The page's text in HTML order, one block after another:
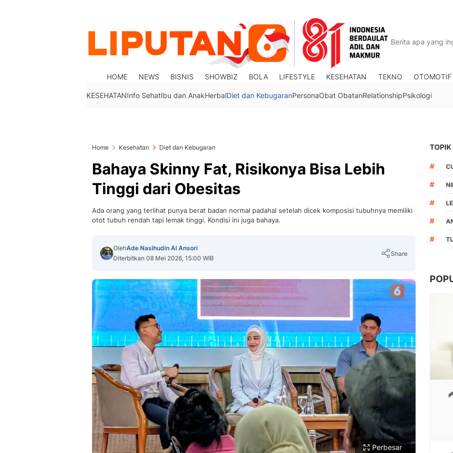
HOME NEWS BISNIS SHOWBIZ BOLA LIFESTYLE KESEHATAN TEKNO OTOMOTIF
KESEHATANInfo SehatIbu dan AnakHerbalDiet dan KebugaranPersonaObat ObatanRelationshipPsikologi
Home Kesehatan Diet dan Kebugaran
Bahaya Skinny Fat, Risikonya Bisa Lebih
Tinggi dari Obesitas
Ada orang yang terlihat punya berat badan normal padahal setelah dicek komposisi tubuhnya memiliki
otot tubuh rendah tapi lemak tinggi. Kondisi ini juga bahaya.
OlehAde Nasihudin Al Ansori
Diterbitkan 08 Mei 2026, 15:00 WIB
Share
Copy Link
Perbesar
TOPIK
#
#
#
#
#